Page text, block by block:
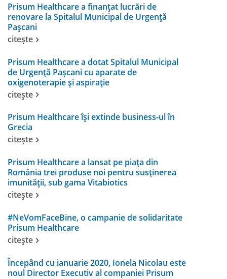
Prisum Healthcare a finanțat lucrări de
renovare la Spitalul Municipal de Urgență
Pașcani
citește
Prisum Healthcare a dotat Spitalul Municipal
de Urgență Pașcani cu aparate de
oxigenoterapie și aspirație
citește
Prisum Healthcare își extinde business-ul în
Grecia
citește
Prisum Healthcare a lansat pe piața din
România trei produse noi pentru susținerea
imunității, sub gama Vitabiotics
citește
#NeVomFaceBine, o campanie de solidaritate
Prisum Healthcare
citește
Începând cu ianuarie 2020, Ionela Nicolau este
noul Director Executiv al companiei Prisum